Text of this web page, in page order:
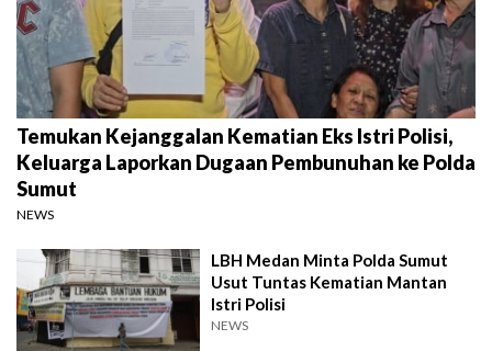
Temukan Kejanggalan Kematian Eks Istri Polisi,
Keluarga Laporkan Dugaan Pembunuhan ke Polda
Sumut
NEWS
LBH Medan Minta Polda Sumut
Usut Tuntas Kematian Mantan
Istri Polisi
NEWS